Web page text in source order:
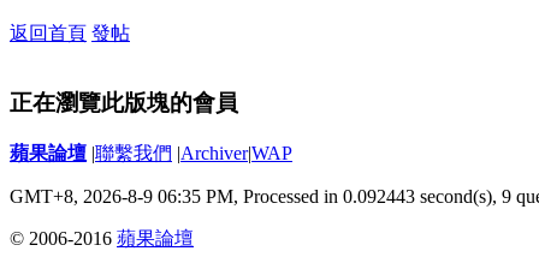
返回首頁 發帖
正在瀏覽此版塊的會員
蘋果論壇 |聯繫我們 |Archiver|WAP
GMT+8, 2026-8-9 06:35 PM, Processed in 0.092443 second(s), 9
© 2006-2016 蘋果論壇